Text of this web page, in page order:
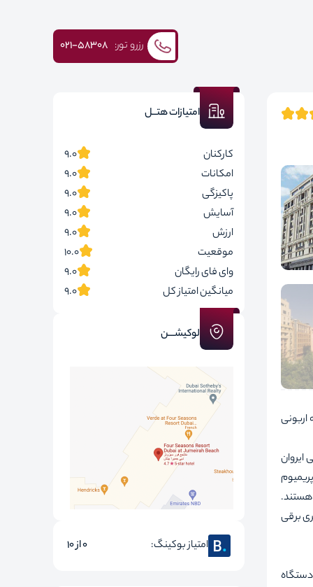
رزرو تور: ۰۲۱-58308
کیلومتر ، آبشار ایروان 1.1 کیلومتر ، قلعه اربونی
ایروان
هستند.
برقی
امتیازات هتــل
کارکنان
9.0
امکانات
9.0
پاکیزگی
9.0
آسایش
9.0
ارزش
9.0
موقعیت
10.0
وای فای رایگان
9.0
میانگین امتیاز کل
9.0
لوکیشـــن
امتیاز بوکینگ: 0 از 10